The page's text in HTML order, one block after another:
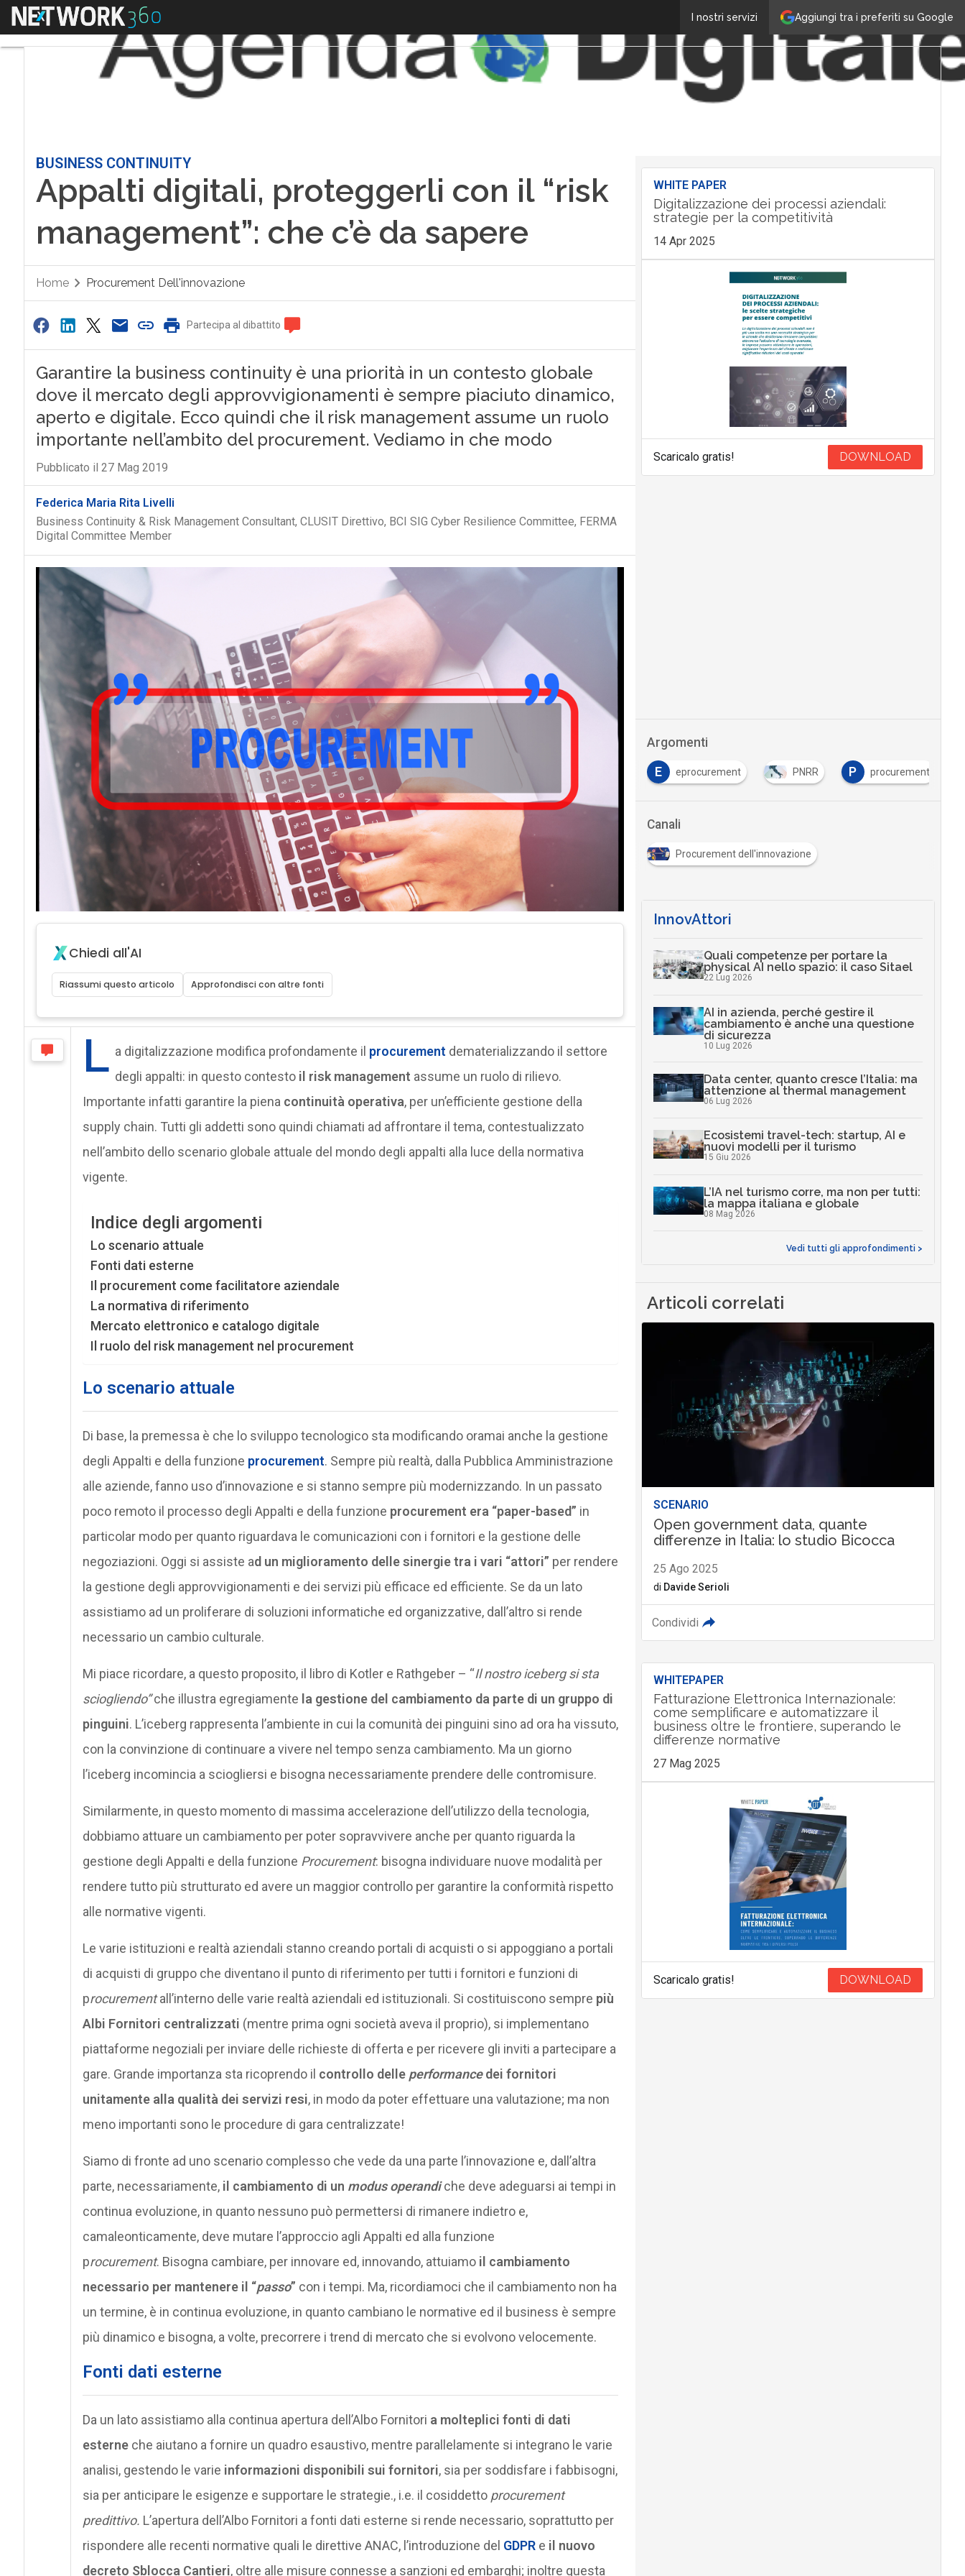
Aggiungi tra i preferiti su Google
I nostri servizi
Menu
BUSINESS CONTINUITY
Appalti digitali, proteggerli con il “risk
management”: che c’è da sapere
Home Procurement Dell'innovazione
Partecipa al dibattito
Garantire la business continuity è una priorità in un contesto globale
dove il mercato degli approvvigionamenti è sempre piaciuto dinamico,
aperto e digitale. Ecco quindi che il risk management assume un ruolo
importante nell’ambito del procurement. Vediamo in che modo
Pubblicato il 27 Mag 2019
Federica Maria Rita Livelli
Business Continuity & Risk Management Consultant, CLUSIT Direttivo, BCI SIG Cyber Resilience Committee, FERMA
Digital Committee Member
Chiedi all'AI
Riassumi questo articolo Approfondisci con altre fonti
L a digitalizzazione modifica profondamente il procurement dematerializzando il settore
degli appalti: in questo contesto il risk management assume un ruolo di rilievo.
Importante infatti garantire la piena continuità operativa, per un’efficiente gestione della
supply chain. Tutti gli addetti sono quindi chiamati ad affrontare il tema, contestualizzato
nell’ambito dello scenario globale attuale del mondo degli appalti alla luce della normativa
vigente.
Indice degli argomenti
Lo scenario attuale
Fonti dati esterne
Il procurement come facilitatore aziendale
La normativa di riferimento
Mercato elettronico e catalogo digitale
Il ruolo del risk management nel procurement
Lo scenario attuale
Di base, la premessa è che lo sviluppo tecnologico sta modificando oramai anche la gestione
degli Appalti e della funzione procurement. Sempre più realtà, dalla Pubblica Amministrazione
alle aziende, fanno uso d’innovazione e si stanno sempre più modernizzando. In un passato
poco remoto il processo degli Appalti e della funzione procurement era “paper-based” in
particolar modo per quanto riguardava le comunicazioni con i fornitori e la gestione delle
negoziazioni. Oggi si assiste ad un miglioramento delle sinergie tra i vari “attori” per rendere
la gestione degli approvvigionamenti e dei servizi più efficace ed efficiente. Se da un lato
assistiamo ad un proliferare di soluzioni informatiche ed organizzative, dall’altro si rende
necessario un cambio culturale.
Mi piace ricordare, a questo proposito, il libro di Kotler e Rathgeber – “Il nostro iceberg si sta
sciogliendo”che illustra egregiamente la gestione del cambiamento da parte di un gruppo di
pinguini. L’iceberg rappresenta l’ambiente in cui la comunità dei pinguini sino ad ora ha vissuto,
con la convinzione di continuare a vivere nel tempo senza cambiamento. Ma un giorno
l’iceberg incomincia a sciogliersi e bisogna necessariamente prendere delle contromisure.
Similarmente, in questo momento di massima accelerazione dell’utilizzo della tecnologia,
dobbiamo attuare un cambiamento per poter sopravvivere anche per quanto riguarda la
gestione degli Appalti e della funzione Procurement: bisogna individuare nuove modalità per
rendere tutto più strutturato ed avere un maggior controllo per garantire la conformità rispetto
alle normative vigenti.
Le varie istituzioni e realtà aziendali stanno creando portali di acquisti o si appoggiano a portali
di acquisti di gruppo che diventano il punto di riferimento per tutti i fornitori e funzioni di
procurementall’interno delle varie realtà aziendali ed istituzionali. Si costituiscono sempre più
Albi Fornitori centralizzati (mentre prima ogni società aveva il proprio), si implementano
piattaforme negoziali per inviare delle richieste di offerta e per ricevere gli inviti a partecipare a
gare. Grande importanza sta ricoprendo il controllo delle performancedei fornitori
unitamente alla qualità dei servizi resi, in modo da poter effettuare una valutazione; ma non
meno importanti sono le procedure di gara centralizzate!
Siamo di fronte ad uno scenario complesso che vede da una parte l’innovazione e, dall’altra
parte, necessariamente,il cambiamento di un modus operandiche deve adeguarsi ai tempi in
continua evoluzione, in quanto nessuno può permettersi di rimanere indietro e,
camaleonticamente, deve mutare l’approccio agli Appalti ed alla funzione
procurement. Bisogna cambiare, per innovare ed, innovando, attuiamoil cambiamento
necessario per mantenere il “passo” con i tempi. Ma, ricordiamoci che il cambiamento non ha
un termine, è in continua evoluzione, in quanto cambiano le normative ed il business è sempre
più dinamico e bisogna, a volte, precorrere i trend di mercato che si evolvono velocemente.
Fonti dati esterne
Da un lato assistiamo alla continua apertura dell’Albo Fornitori a molteplici fonti di dati
esterneche aiutano a fornire un quadro esaustivo, mentre parallelamente si integrano le varie
analisi, gestendo le varie informazioni disponibili sui fornitori, sia per soddisfare i fabbisogni,
sia per anticipare le esigenze e supportare le strategie., i.e. il cosiddetto procurement
predittivo. L’apertura dell’Albo Fornitori a fonti dati esterne si rende necessario, soprattutto per
rispondere alle recenti normative quali le direttive ANAC, l’introduzione del GDPRe il nuovo
decreto Sblocca Cantieri, oltre alle misure connesse a sanzioni ed embarghi; inoltre questa
WHITE PAPER
Digitalizzazione dei processi aziendali:
strategie per la competitività
14 Apr 2025
Scaricalo gratis! DOWNLOAD
Argomenti
eprocurement PNRR P procurement T
Canali
Procurement dell'innovazione
InnovAttori
Quali competenze per portare la
physical AI nello spazio: il caso Sitael
22 Lug 2026
AI in azienda, perché gestire il
cambiamento è anche una questione
di sicurezza
10 Lug 2026
Data center, quanto cresce l’Italia: ma
attenzione al thermal management
06 Lug 2026
Ecosistemi travel-tech: startup, AI e
nuovi modelli per il turismo
15 Giu 2026
L’IA nel turismo corre, ma non per tutti:
la mappa italiana e globale
08 Mag 2026
Vedi tutti gli approfondimenti >
Articoli correlati
SCENARIO
Open government data, quante
differenze in Italia: lo studio Bicocca
25 Ago 2025
di Davide Serioli
Condividi
WHITEPAPER
Fatturazione Elettronica Internazionale:
come semplificare e automatizzare il
business oltre le frontiere, superando le
differenze normative
27 Mag 2025
Scaricalo gratis! DOWNLOAD